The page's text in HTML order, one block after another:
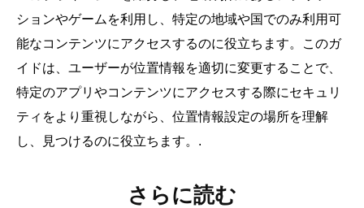
ションやゲームを利用し、特定の地域や国でのみ利用可
能なコンテンツにアクセスするのに役立ちます。このガ
イドは、ユーザーが位置情報を適切に変更することで、
特定のアプリやコンテンツにアクセスする際にセキュリ
ティをより重視しながら、位置情報設定の場所を理解
し、見つけるのに役立ちます。.
さらに読む